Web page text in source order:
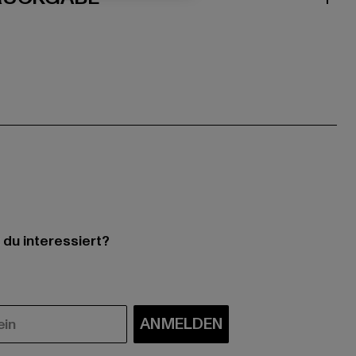
interessiert?
ANMELDEN